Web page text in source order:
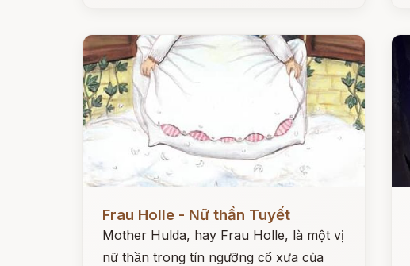
Frau Holle - Nữ thần Tuyết
Mother Hulda, hay Frau Holle, là một vị
nữ thần trong tín ngưỡng cổ xưa của